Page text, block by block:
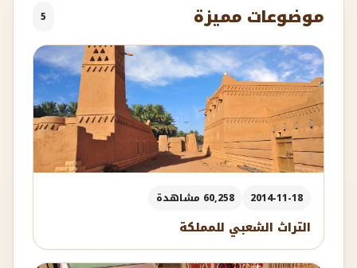
موضوعات مميزة 5
2014-11-18 60,258 مشاهدة
التراث الشعبي للمملكة